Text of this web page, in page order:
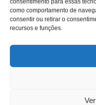
consentimento para essas
como comportamento de
consentir ou retirar o
recursos e funções.
Hipocalórica
Low Carb
Nenhum
Paleo